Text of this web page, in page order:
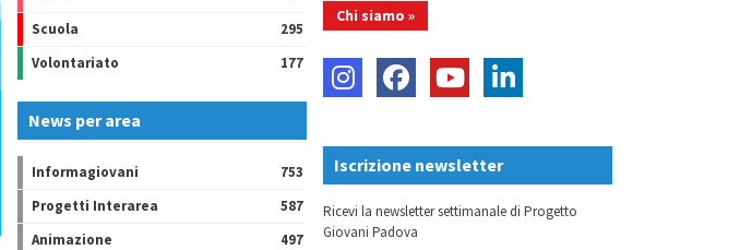
Scuola
295
Volontariato
177
News per area
Informagiovani
753
Progetti Interarea
587
Animazione
497
Chi siamo »
Iscrizione newsletter
Ricevi la newsletter settimanale di Progetto
Giovani Padova